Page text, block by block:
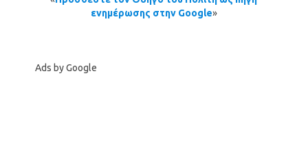
ενημέρωσης στην Google»
Ads by Google